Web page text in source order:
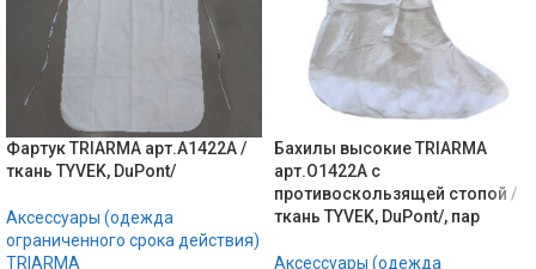
Фартук TRIARMA арт.А1422A /
ткань TYVEK, DuPont/
Аксессуары (одежда
ограниченного срока действия)
TRIARMA
Бахилы высокие TRIARMA
арт.О1422A с
противоскользящей стопой /
ткань TYVEK, DuPont/, пар
Аксессуары (одежда